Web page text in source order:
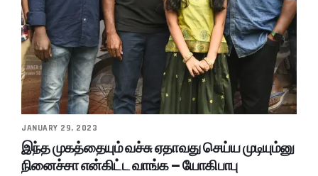
JANUARY 29, 2023
இந்த முகத்தையும் வச்சு ஏதாவது செய்ய முடியும்னு
நினைச்சா என்கிட்ட வாங்க – யோகிபாபு